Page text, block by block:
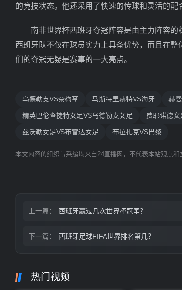
的竞技状态。他还采用了快速的传球和灵活的配
南非世界杯西班牙夺冠阵容是由主力阵容的
西班牙队不仅在球员实力上具备优势，而且在
们的夺冠无疑是赛事的一大亮点。
乌德勒支VS奈梅亨 马斯特里赫特VS海牙 赫
精英巴伦查捷特女足VS乌德勒支女足 费耶诺德女
兹沃勒女足VS布雷达女足 布拉扎克VS巴黎
本文内容的组织与采编均来自24直播网，不代表本站观点和
上一篇： 西班牙赢过几次世界杯冠军？
下一篇： 西班牙足球FIFA世界排名第几？
热门视频